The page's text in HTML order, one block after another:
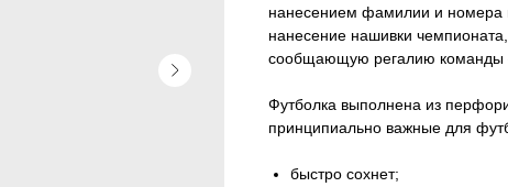
нанесением фамилии и номера
нанесение нашивки
сообщающую регалию команды
Футболка выполнена из
принципиально важные для
быстро сохнет;